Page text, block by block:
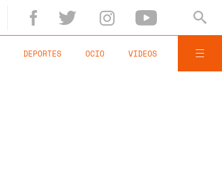
DEPORTES OCIO VIDEOS